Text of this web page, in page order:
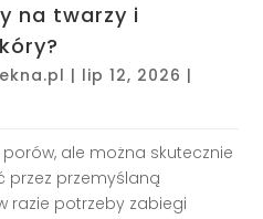
na twarzy i
| lip 12, 2026 |
ale można skutecznie
przez przemyślaną
razie potrzeby zabiegi